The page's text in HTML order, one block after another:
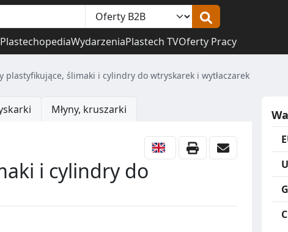
PlastechopediaWydarzeniaPlastech TVOferty Pracy
plastyfikujące, ślimaki i cylindry do wtryskarek i wytłaczarek
Młyny, kruszarki
i cylindry do